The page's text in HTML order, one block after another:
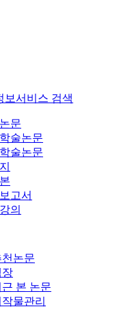
보서비스 검색
문
술논문
술논문
고서
의
천논문
장
근 본 논문
물관리